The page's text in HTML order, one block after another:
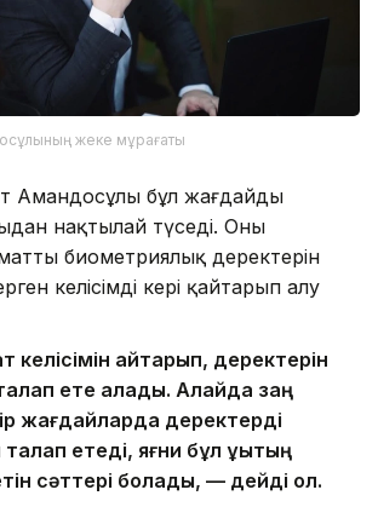
жеке мұрағаты
Амандосұлы бұл жағдайды
нақтылай түседі. Оның
биометриялық деректерін
келісімді кері қайтарып алу
қайтарып, деректерін
ете алады. Алайда заң
жағдайларда деректерді
етеді, яғни бұл құқықтың
сәттері болады, — дейді ол.